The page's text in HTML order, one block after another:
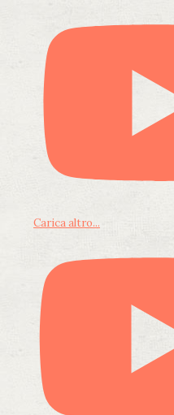
Carica altro...